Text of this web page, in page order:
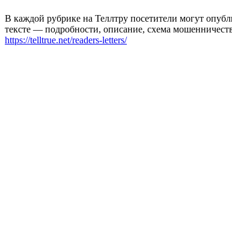
В каждой рубрике на Теллтру посетители могут
тексте — подробности, описание, схема
https://telltrue.net/readers-letters/